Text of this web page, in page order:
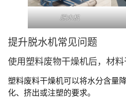
脱水机
提升脱水机常见问题
使用塑料废物干燥机后，材料
塑料废料干燥机可以将水分含量
化、挤出或注塑的要求。